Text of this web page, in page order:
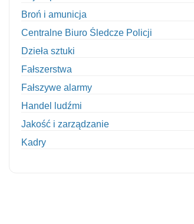
Broń i amunicja
Centralne Biuro Śledcze Policji
Dzieła sztuki
Fałszerstwa
Fałszywe alarmy
Handel ludźmi
Jakość i zarządzanie
Kadry